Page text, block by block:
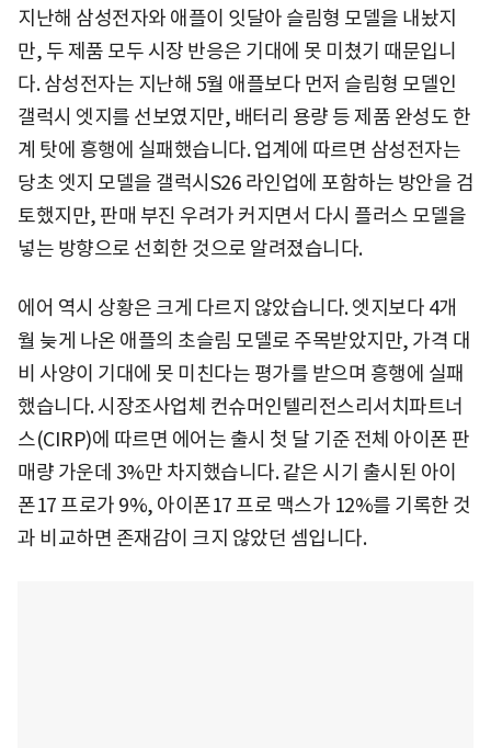
지난해 삼성전자와 애플이 잇달아 슬림형 모델을 내놨지
만, 두 제품 모두 시장 반응은 기대에 못 미쳤기 때문입니
다. 삼성전자는 지난해 5월 애플보다 먼저 슬림형 모델인
갤럭시 엣지를 선보였지만, 배터리 용량 등 제품 완성도 한
계 탓에 흥행에 실패했습니다. 업계에 따르면 삼성전자는
당초 엣지 모델을 갤럭시S26 라인업에 포함하는 방안을 검
토했지만, 판매 부진 우려가 커지면서 다시 플러스 모델을
넣는 방향으로 선회한 것으로 알려졌습니다.
에어 역시 상황은 크게 다르지 않았습니다. 엣지보다 4개
월 늦게 나온 애플의 초슬림 모델로 주목받았지만, 가격 대
비 사양이 기대에 못 미친다는 평가를 받으며 흥행에 실패
했습니다. 시장조사업체 컨슈머인텔리전스리서치파트너
스(CIRP)에 따르면 에어는 출시 첫 달 기준 전체 아이폰 판
매량 가운데 3%만 차지했습니다. 같은 시기 출시된 아이
폰17 프로가 9%, 아이폰17 프로 맥스가 12%를 기록한 것
과 비교하면 존재감이 크지 않았던 셈입니다.